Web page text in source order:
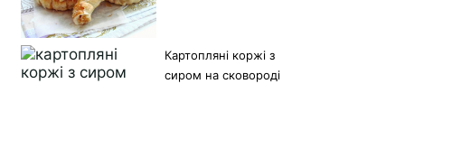
Картопляні коржі з
сиром на сковороді